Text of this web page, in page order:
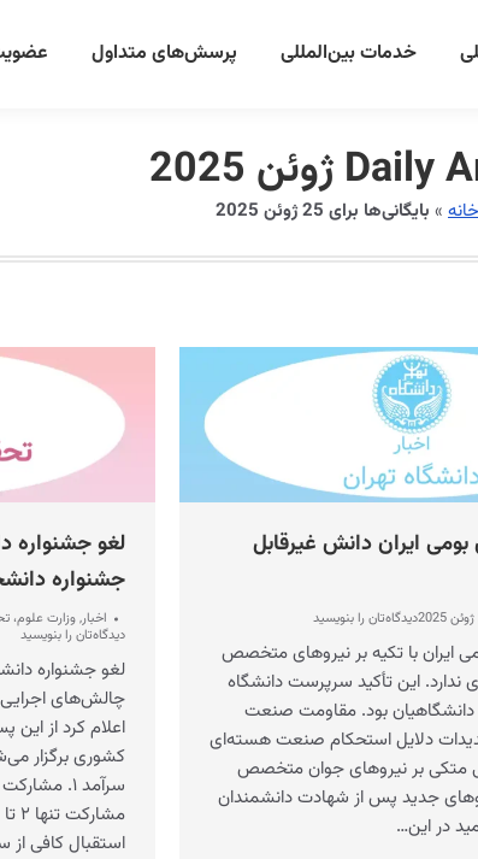
خدمات بین‌المللی پرسش‌های متداول
Daily
خانه » بایگانی‌ها برای 25 ژوئن 2025
لغو جشنواره
جشنواره
اخبار,وزارت علوم،
دیدگاه‌تان را بنویسید
لغو جشنواره
چالش‌های اجرایی
اعلام کرد از
کشوری برگزار
سرآمد ۱.
استقبال کافی
ایران دانش غیرقابل
دیدگاه‌تان را بنویسید
با تکیه بر نیروهای متخصص
ندارد. این تأکید سرپرست دانشگاه
دانشگاهیان بود. مقاومت صنعت
دلایل استحکام صنعت هسته‌ای
متکی بر نیروهای جوان متخصص
جدید پس از شهادت دانشمندان
در این…